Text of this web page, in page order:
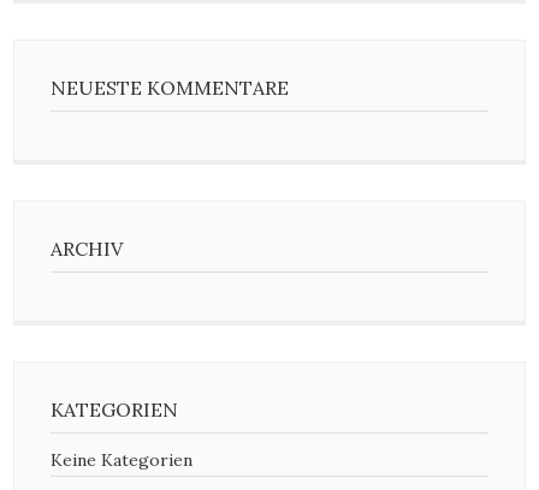
NEUESTE KOMMENTARE
ARCHIV
KATEGORIEN
Keine Kategorien